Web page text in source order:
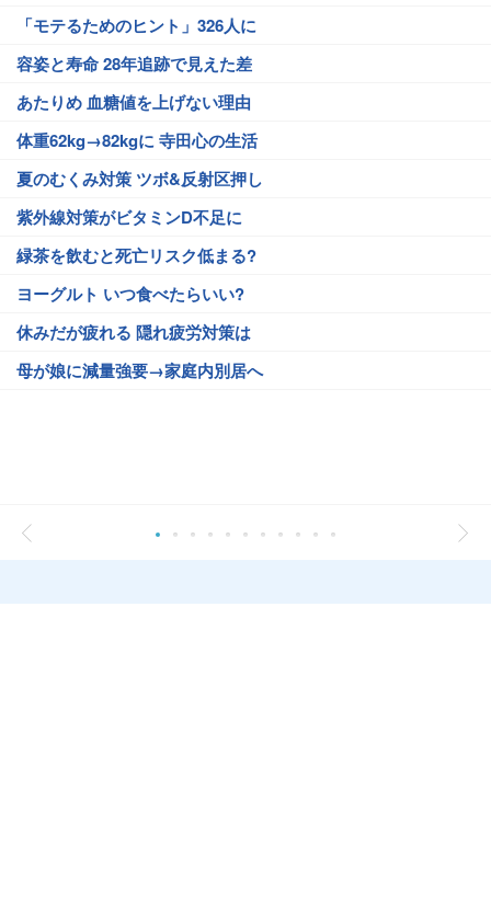
「モテるためのヒント」326人に
容姿と寿命 28年追跡で見えた差
あたりめ 血糖値を上げない理由
体重62kg→82kgに 寺田心の生活
夏のむくみ対策 ツボ&反射区押し
紫外線対策がビタミンD不足に
緑茶を飲むと死亡リスク低まる?
ヨーグルト いつ食べたらいい?
休みだが疲れる 隠れ疲労対策は
母が娘に減量強要→家庭内別居へ